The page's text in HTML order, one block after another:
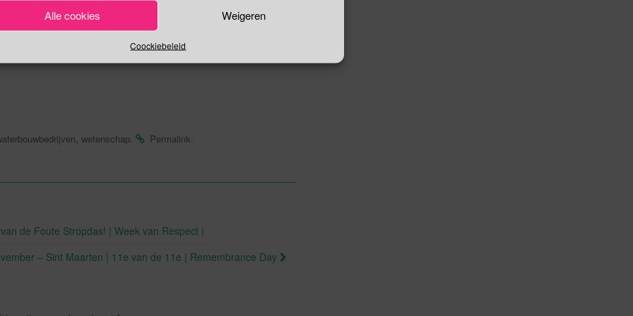
Alle cookies Weigeren
Coockiebeleid
Rivier
van de Agemaprijs bekend gemaakt.
, wetenschap. Permalink.
de Foute Stropdas! | Week van Respect |
– Sint Maarten | 11e van de 11e | Remembrance Day